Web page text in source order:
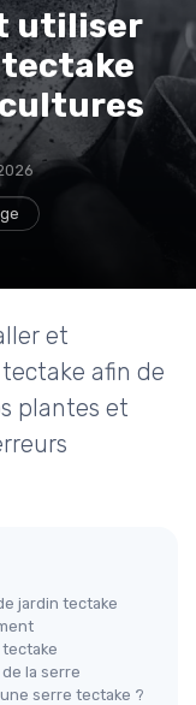
utiliser
et
afin de
plantes et
jardin tectake
de la serre
serre tectake ?